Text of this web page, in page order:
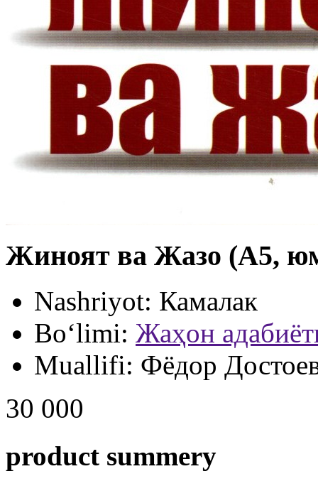
Жиноят ва Жазо (А5,
Nashriyot: Камалак
Bo‘limi: Жаҳон
Muallifi: Фёдор
30 000
product summery